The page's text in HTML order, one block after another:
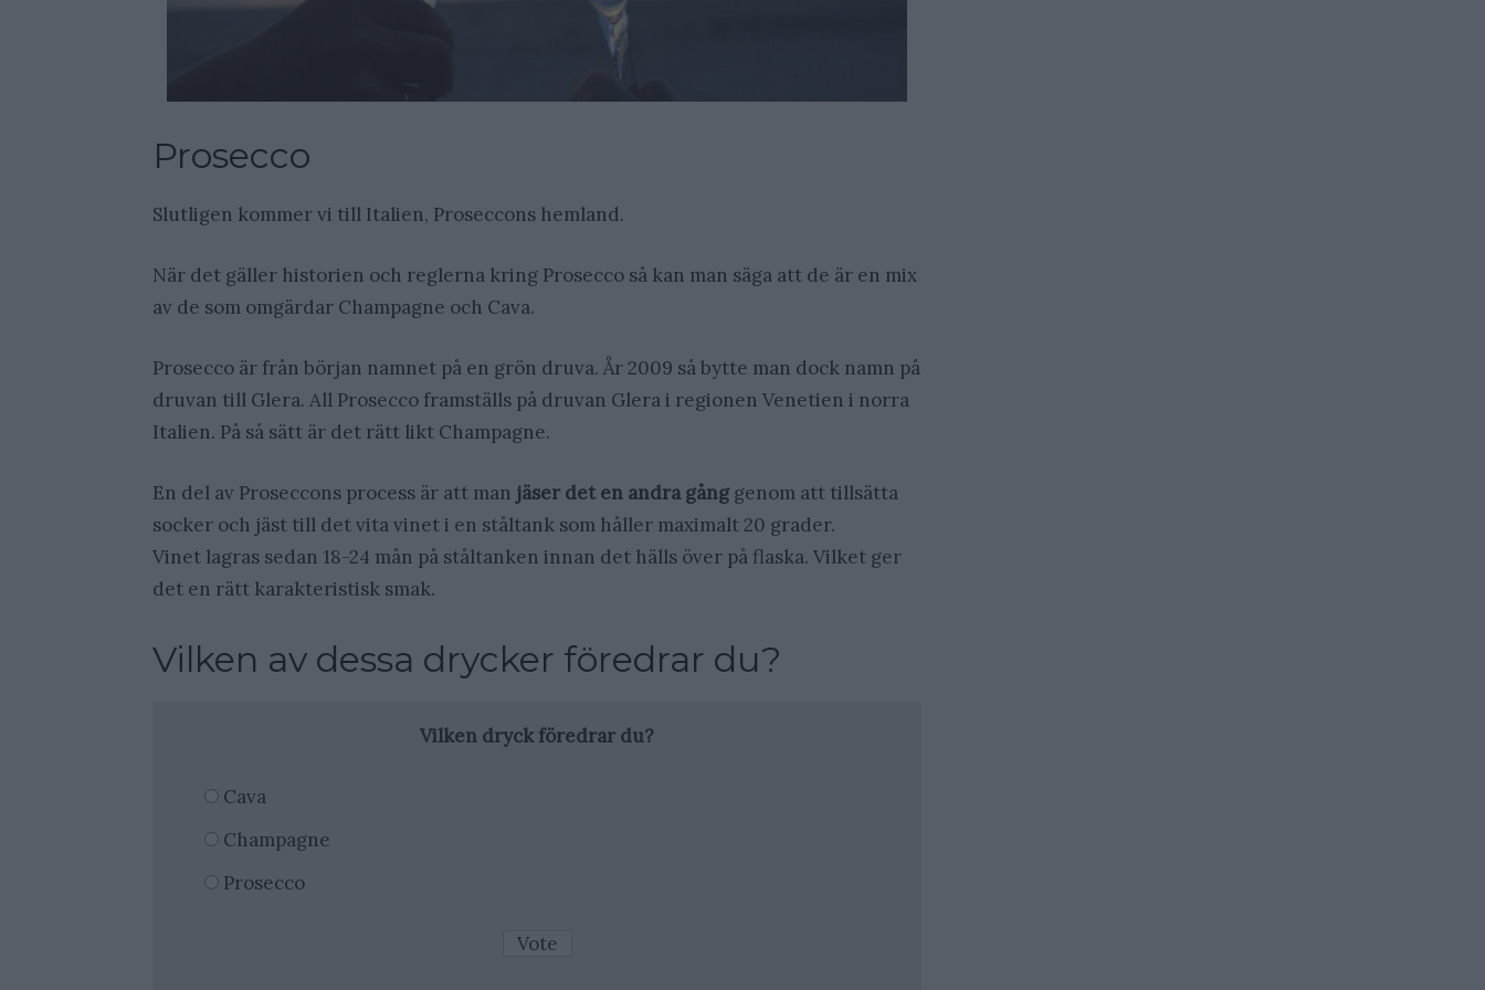
Prosecco
Slutligen kommer vi till Italien, Proseccons hemland.
När det gäller historien och reglerna kring Prosecco så kan man säga att de är en mix
av de som omgärdar Champagne och Cava.
Prosecco är från början namnet på en grön druva. År 2009 så bytte man dock namn på
druvan till Glera. All Prosecco framställs på druvan Glera i regionen Venetien i norra
Italien. På så sätt är det rätt likt Champagne.
En del av Proseccons process är att man jäser det en andra gång genom att tillsätta
socker och jäst till det vita vinet i en ståltank som håller maximalt 20 grader.
Vinet lagras sedan 18-24 mån på ståltanken innan det hälls över på flaska. Vilket ger
det en rätt karakteristisk smak.
Vilken av dessa drycker föredrar du?
Vilken dryck föredrar du?
Cava
Champagne
Prosecco